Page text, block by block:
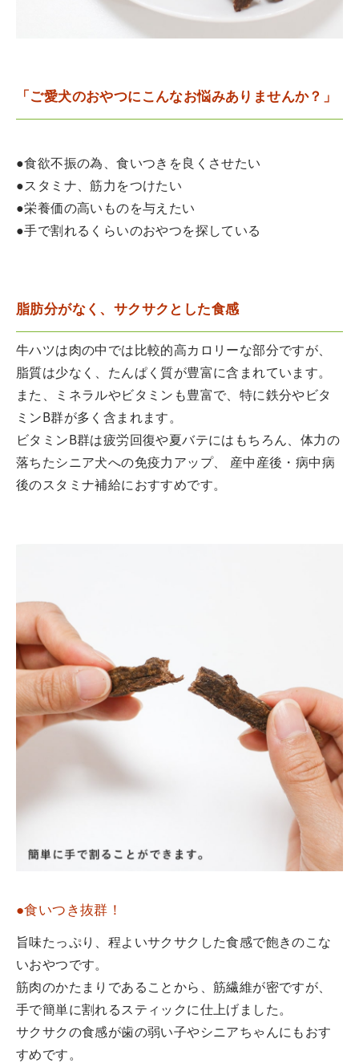
「ご愛犬のおやつにこんなお悩みありませんか？」
●食欲不振の為、食いつきを良くさせたい
●スタミナ、筋力をつけたい
●栄養価の高いものを与えたい
●手で割れるくらいのおやつを探している
脂肪分がなく、サクサクとした食感
牛ハツは肉の中では比較的高カロリーな部分ですが、
脂質は少なく、たんぱく質が豊富に含まれています。
また、ミネラルやビタミンも豊富で、特に鉄分やビタ
ミンB群が多く含まれます。
ビタミンB群は疲労回復や夏バテにはもちろん、体力の
落ちたシニア犬への免疫力アップ、 産中産後・病中病
後のスタミナ補給におすすめです。
●食いつき抜群！
旨味たっぷり、程よいサクサクした食感で飽きのこな
いおやつです。
筋肉のかたまりであることから、筋繊維が密ですが、
手で簡単に割れるスティックに仕上げました。
サクサクの食感が歯の弱い子やシニアちゃんにもおす
すめです。